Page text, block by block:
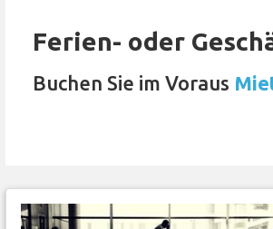
Ferien- oder
Buchen Sie im Voraus